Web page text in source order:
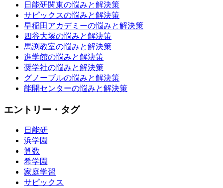
日能研関東の悩みと解決策
サピックスの悩みと解決策
早稲田アカデミーの悩みと解決策
四谷大塚の悩みと解決策
馬渕教室の悩みと解決策
進学館の悩みと解決策
奨学社の悩みと解決策
グノーブルの悩みと解決策
能開センターの悩みと解決策
エントリー・タグ
日能研
浜学園
算数
希学園
家庭学習
サピックス